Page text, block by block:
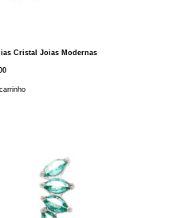
Cristal Joias Modernas